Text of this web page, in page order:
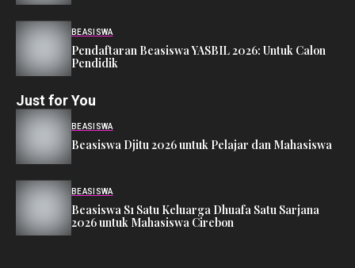
BEASISWA
Pendaftaran Beasiswa YASBIL 2026: Untuk Calon
Pendidik
Just for You
BEASISWA
Beasiswa Djitu 2026 untuk Pelajar dan Mahasiswa
BEASISWA
Beasiswa S1 Satu Keluarga Dhuafa Satu Sarjana
2026 untuk Mahasiswa Cirebon